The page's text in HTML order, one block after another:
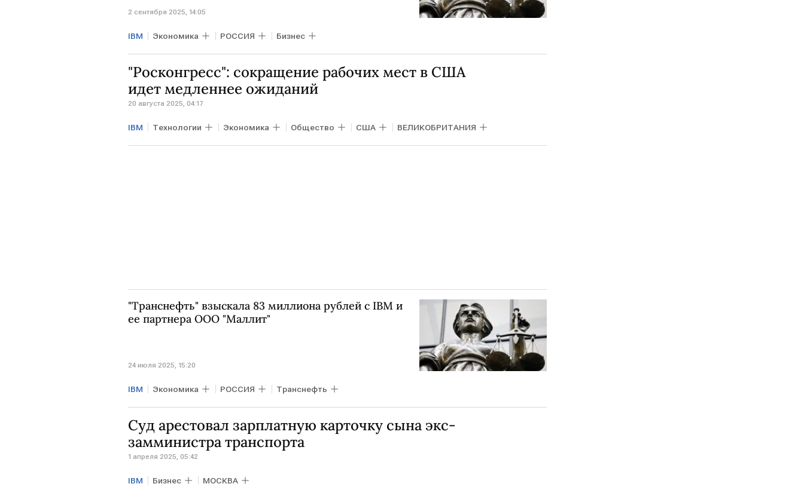
2 сентября 2025, 14:05
IBM Экономика РОССИЯ Бизнес
"Росконгресс": сокращение рабочих мест в США
идет медленнее ожиданий
20 августа 2025, 04:17
IBM Технологии Экономика Общество США ВЕЛИКОБРИТАНИЯ
"Транснефть" взыскала 83 миллиона рублей с IBM и
ее партнера ООО "Маллит"
24 июля 2025, 15:20
IBM Экономика РОССИЯ Транснефть
Суд арестовал зарплатную карточку сына экс-
замминистра транспорта
1 апреля 2025, 05:42
IBM Бизнес МОСКВА